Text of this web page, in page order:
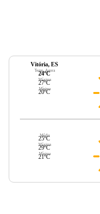
Vitória, ES
Temp. Agora
24ºC
Máxima
27ºC
Mínima
20ºC
Média
25ºC
Máxima
29ºC
Mínima
21ºC